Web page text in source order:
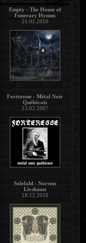
Empty - The House of
Funerary Hymns
21.01.2010
Forteresse - Métal Noir
Québécois
13.02.2007
Solefald - Norrøn
Livskunst
18.12.2010